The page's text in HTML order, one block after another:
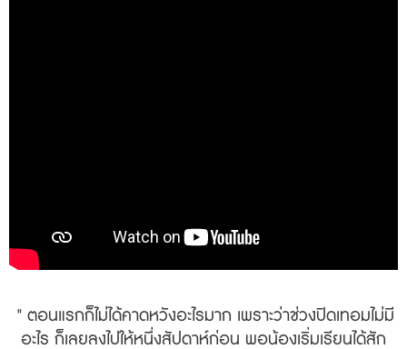
" ตอนแรกก็ไม่ได้คาดหวังอะไรมาก เพราะว่าช่วงปิดเทอมไม่มี
อะไร ก็เลยลงไปให้หนึ่งสัปดาห์ก่อน พอน้องเริ่มเรียนได้สัก